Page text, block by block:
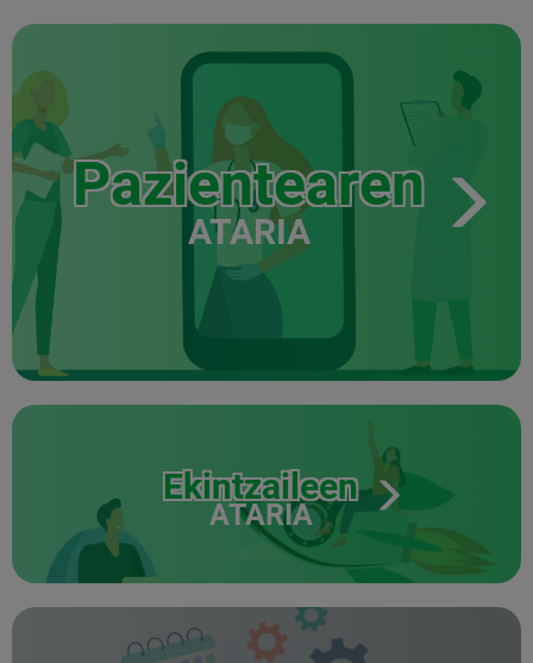
Pazientearen
ATARIA
Ekintzaileen
ATARIA